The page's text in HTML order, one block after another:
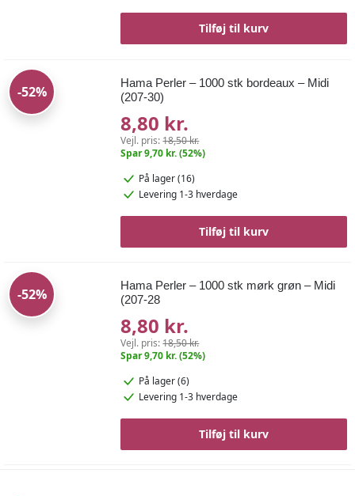
Tilføj til kurv
-52%
Hama Perler – 1000 stk bordeaux – Midi
(207-30)
8,80 kr.
Vejl. pris:18,50 kr.
Spar 9,70 kr. (52%)
På lager (16)
Levering 1-3 hverdage
Tilføj til kurv
-52%
Hama Perler – 1000 stk mørk grøn – Midi
(207-28
8,80 kr.
Vejl. pris:18,50 kr.
Spar 9,70 kr. (52%)
På lager (6)
Levering 1-3 hverdage
Tilføj til kurv